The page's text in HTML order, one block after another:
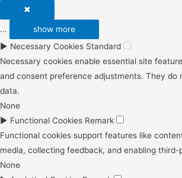
✖
...
show more
► Necessary Cookies Standard
Necessary cookies enable essential site
and consent preference adjustments. They do
data.
None
► Functional Cookies Remark
Functional cookies support features like
media, collecting feedback, and enabling third-
None